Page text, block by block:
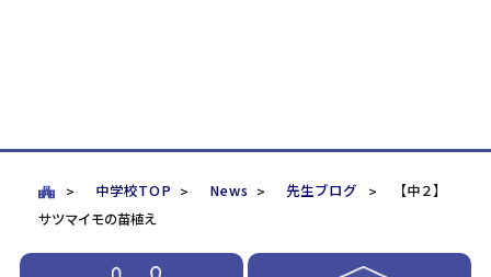
中学校TOP News 先生ブログ
【中２】
サツマイモの苗植え